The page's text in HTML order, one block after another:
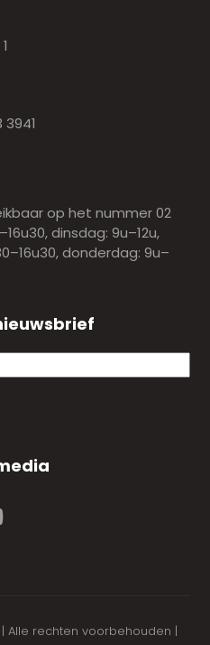
3941
op het nummer 02
dinsdag: 9u–12u,
donderdag: 9u–
Alle rechten voorbehouden |